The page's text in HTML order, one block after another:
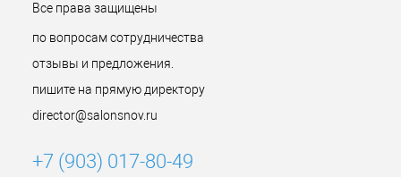
Все права защищены
по вопросам сотрудничества
отзывы и предложения.
пишите на прямую директору
director@salonsnov.ru
+7 (903) 017-80-49